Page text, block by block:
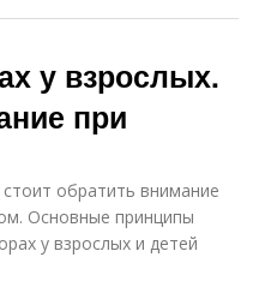
у взрослых.
при
обратить внимание
Основные принципы
у взрослых и детей